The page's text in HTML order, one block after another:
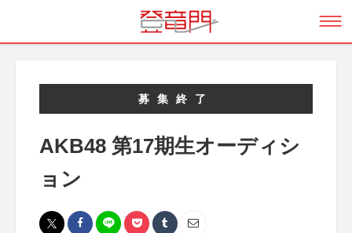
募集終了
AKB48 第17期生オーディシ
ョン